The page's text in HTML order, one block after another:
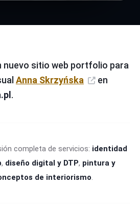
nuevo sitio web portfolio para
Anna Skrzyńska
en
.
completa de servicios: identidad
, diseño digital y DTP, pintura y
de interiorismo.